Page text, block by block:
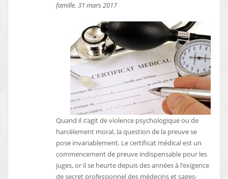
famille. 31 mars 2017
Quand il s’agit de violence psychologique ou de
harcèlement moral, la question de la preuve se
pose invariablement. Le certificat médical est un
commencement de preuve indispensable pour les
juges, or il se heurte depuis des années à l’exigence
de secret professionnel des médecins et sages-